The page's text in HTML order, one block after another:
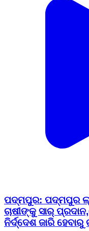
ପଦ୍ମପୁର: ପଦ୍ମପୁର
ଚାଷୀଙ୍କୁ ସାର୍
ନିର୍ଦ୍ଦେଶ ଜାରି